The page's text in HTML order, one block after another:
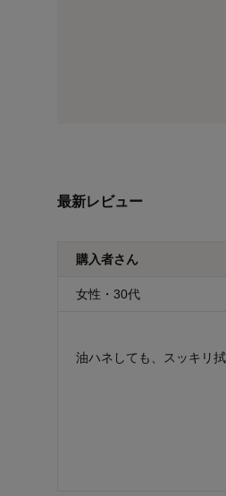
最新レビュー
購入者さん
女性・30代
油ハネしても、スッキリ